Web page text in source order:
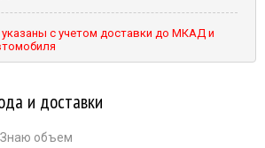
с учетом доставки до МКАД и
и доставки
Знаю объем